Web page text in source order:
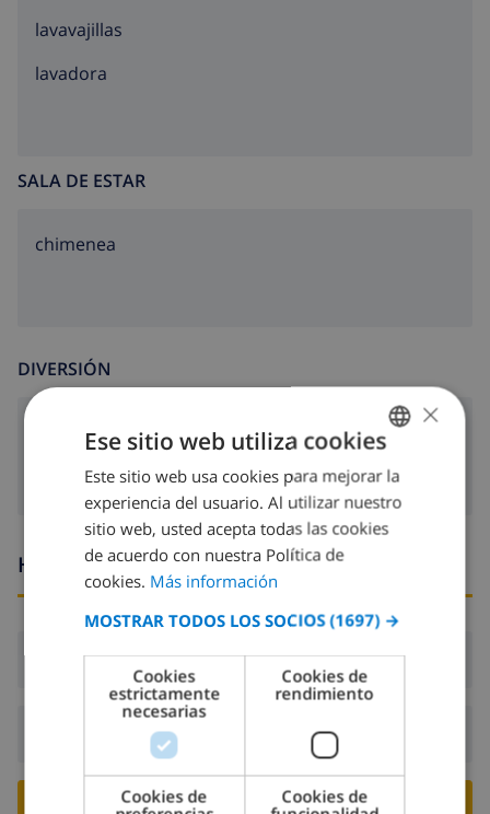
lavavajillas
lavadora
SALA DE ESTAR
chimenea
DIVERSIÓN
Cable tv
Horario de llegada y salida
Llegada:Desde 16:00 antes de 19:00
Salida: Antes de: 10:00
RESERVE ESTE CHALÉ ›
SPANISH
DUTCH
FRENCH
GERMAN
CATALAN
ITALIAN
DANISH
×
Ese sitio web utiliza cookies
Este sitio web usa cookies para mejorar la
experiencia del usuario. Al utilizar nuestro
sitio web, usted acepta todas las cookies
de acuerdo con nuestra Política de
cookies. Más información
MOSTRAR TODOS LOS SOCIOS (1697) →
Cookies
estrictamente
necesarias
Cookies de
rendimiento
Cookies de
Cookies de